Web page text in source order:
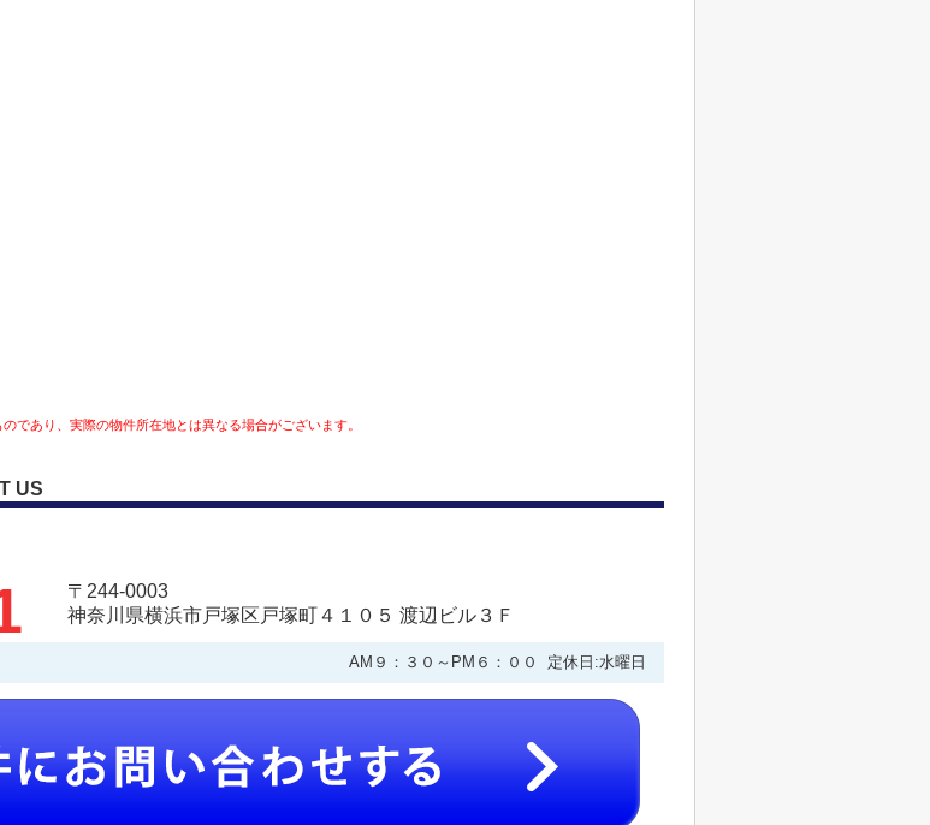
であり、実際の物件所在地とは異なる場合がございます。
US
〒244-0003
神奈川県横浜市戸塚区戸塚町４１０５ 渡辺ビル３Ｆ
AM９：３０～PM６：００ 定休日:水曜日